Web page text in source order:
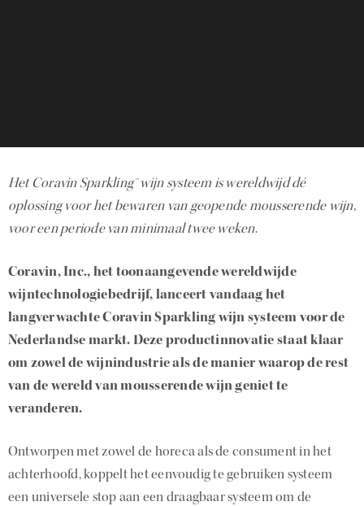
Het Coravin Sparkling™ wijn systeem is wereldwijd dé
oplossing voor het bewaren van geopende mousserende wijn,
voor een periode van minimaal twee weken.
Coravin, Inc., het toonaangevende wereldwijde
wijntechnologiebedrijf, lanceert vandaag het
langverwachte Coravin Sparkling wijn systeem voor de
Nederlandse markt. Deze productinnovatie staat klaar
om zowel de wijnindustrie als de manier waarop de rest
van de wereld van mousserende wijn geniet te
veranderen.
Ontworpen met zowel de horeca als de consument in het
achterhoofd, koppelt het eenvoudig te gebruiken systeem
een universele stop aan een draagbaar systeem om de